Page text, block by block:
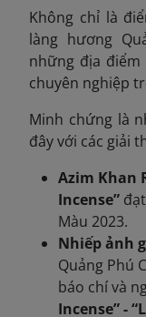
Không chỉ là
làng hương
những địa
chuyên nghiệp
Minh chứng là
đây với các giải
Azim Khan
Incense”
Màu 2023.
Nhiếp ảnh
Quảng Phú
báo chí và
Incense” -